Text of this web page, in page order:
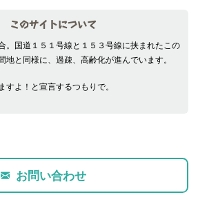
このサイトについて
。国道１５１号線と１５３号線に挟まれたこの
地と同様に、過疎、高齢化が進んでいます。
よ！と宣言するつもりで。
お問い合わせ